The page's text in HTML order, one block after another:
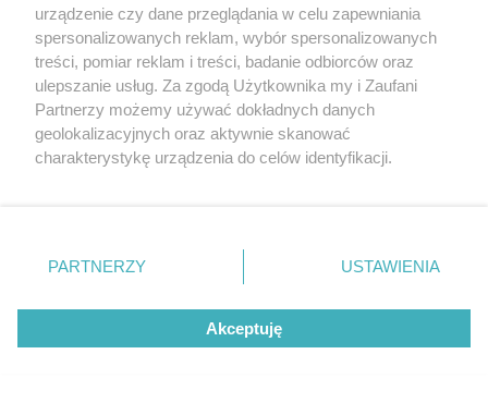
Interwencja w Pruszczu Gdańskim.
ZOBACZ WIĘCEJ
urządzenie czy dane przeglądania w celu zapewniania
spersonalizowanych reklam, wybór spersonalizowanych
treści, pomiar reklam i treści, badanie odbiorców oraz
ulepszanie usług. Za zgodą Użytkownika my i Zaufani
Partnerzy możemy używać dokładnych danych
geolokalizacyjnych oraz aktywnie skanować
charakterystykę urządzenia do celów identyfikacji.
zmienić/wycofać klikając przycisk ustawień prywatności
znajdujący się w lewym dolnym rogu strony
rodzaje przetwarzania danych nie wymagają zgody
użytkownika, ale masz prawo sprzeciwić się takiemu
przetwarzaniu. Preferencje będą miały zastosowanie tylko
PARTNERZY USTAWIENIA
Akceptuję